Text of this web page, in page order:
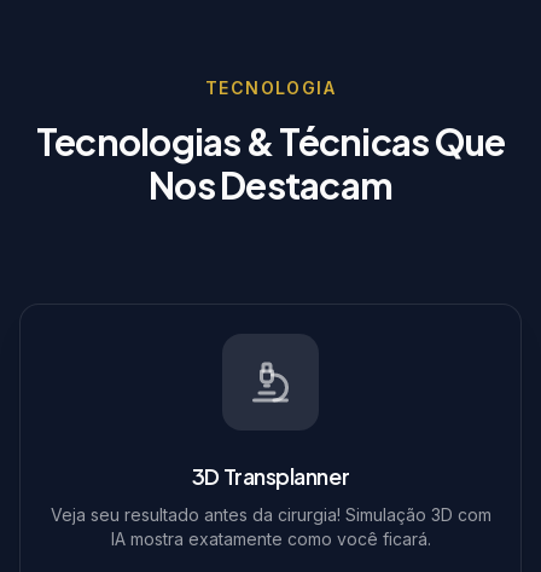
TECNOLOGIA
Tecnologias & Técnicas Que
Nos Destacam
3D Transplanner
Veja seu resultado antes da cirurgia! Simulação 3D com
IA mostra exatamente como você ficará.